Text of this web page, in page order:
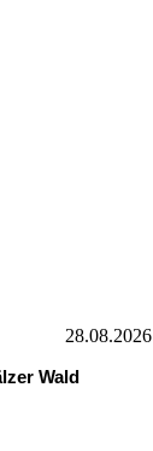
28.08.2026
Wald